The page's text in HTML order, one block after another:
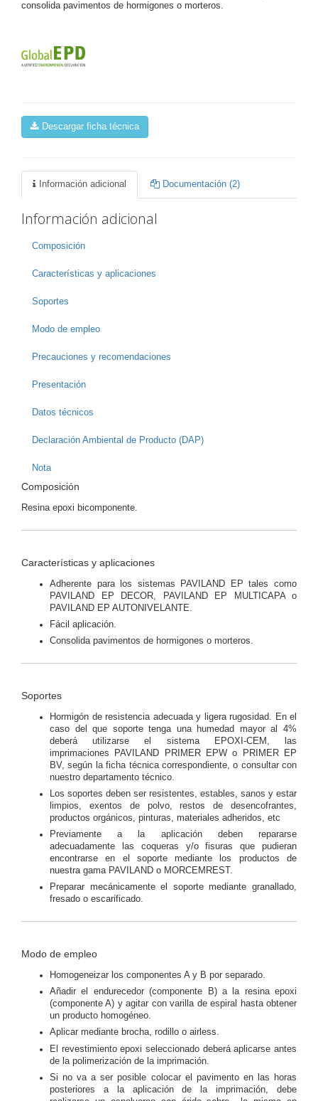
consolida pavimentos de hormigones o morteros.
Descargar ficha técnica
Información adicional Documentación (2)
Información adicional
Composición
Características y aplicaciones
Soportes
Modo de empleo
Precauciones y recomendaciones
Presentación
Datos técnicos
Declaración Ambiental de Producto (DAP)
Nota
Composición
Resina epoxi bicomponente.
Características y aplicaciones
Adherente para los sistemas PAVILAND EP tales como
PAVILAND EP DECOR, PAVILAND EP MULTICAPA o
PAVILAND EP AUTONIVELANTE.
Fácil aplicación.
Consolida pavimentos de hormigones o morteros.
Soportes
Hormigón de resistencia adecuada y ligera rugosidad. En el
caso del que soporte tenga una humedad mayor al 4%
deberá utilizarse el sistema EPOXI-CEM, las
imprimaciones PAVILAND PRIMER EPW o PRIMER EP
BV, según la ficha técnica correspondiente, o consultar con
nuestro departamento técnico.
Los soportes deben ser resistentes, estables, sanos y estar
limpios, exentos de polvo, restos de desencofrantes,
productos orgánicos, pinturas, materiales adheridos, etc
Previamente a la aplicación deben repararse
adecuadamente las coqueras y/o fisuras que pudieran
encontrarse en el soporte mediante los productos de
nuestra gama PAVILAND o MORCEMREST.
Preparar mecánicamente el soporte mediante granallado,
fresado o escarificado.
Modo de empleo
Homogeneizar los componentes A y B por separado.
Añadir el endurecedor (componente B) a la resina epoxi
(componente A) y agitar con varilla de espiral hasta obtener
un producto homogéneo.
Aplicar mediante brocha, rodillo o airless.
El revestimiento epoxi seleccionado deberá aplicarse antes
de la polimerización de la imprimación.
Si no va a ser posible colocar el pavimento en las horas
posteriores a la aplicación de la imprimación, debe